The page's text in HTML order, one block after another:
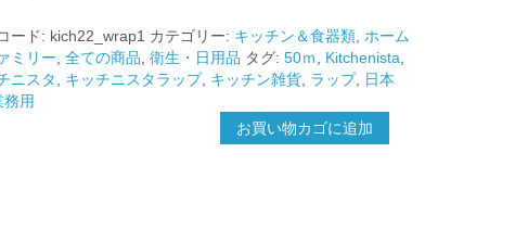
ード: kich22_wrap1 カテゴリー: キッチン＆食器類, ホーム
ミリー 全ての商品 衛生・日用品 タグ: 50ｍ Kitchenista
ニスタ
キッチニスタラップ, キッチン雑貨, ラップ, 日本
務用
お買い物カゴに追加